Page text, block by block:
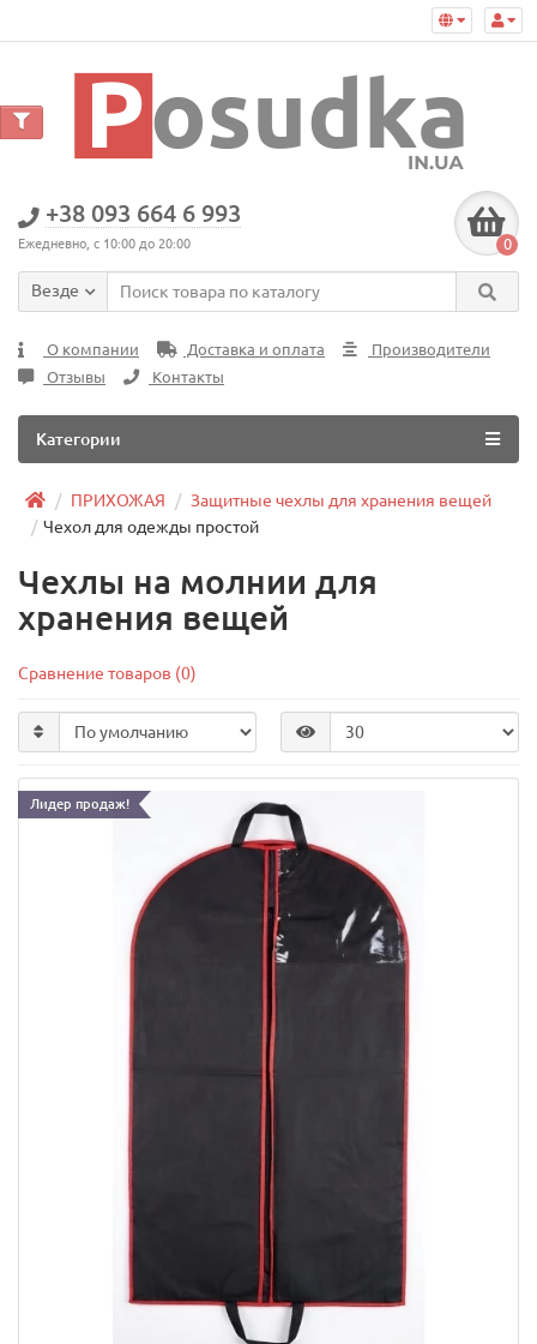
+38 093 664 6 993
Ежедневно, с 10:00 до 20:00 0
Везде
О компании Доставка и оплата
Производители
Отзывы
Контакты
Категории
ПРИХОЖАЯ
Защитные чехлы для хранения вещей
Чехол для одежды простой
Чехлы на молнии для
хранения вещей
Сравнение товаров (0)
Лидер продаж!